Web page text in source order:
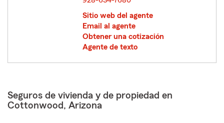
Sitio web del agente
Email al agente
Obtener una cotización
Agente de texto
Seguros de vivienda y de propiedad en
Cottonwood, Arizona